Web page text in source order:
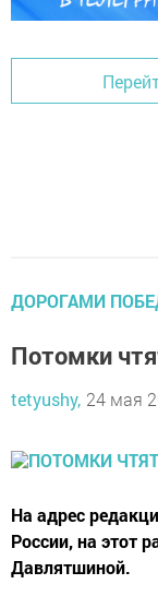
ДОРОГАМИ
Потомки
tetyushy, 24 мая
На адрес
России, на этот
Давлятшиной.